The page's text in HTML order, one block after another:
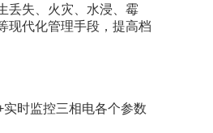
丢失、火灾、水浸、霉
现代化管理手段，提高档
时监控三相电各个参数